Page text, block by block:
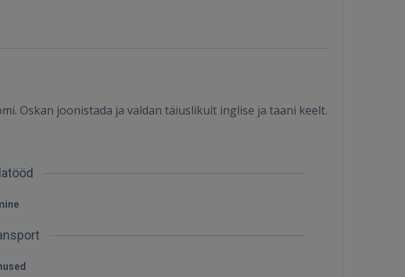
Oskan joonistada ja valdan täiuslikult inglise ja taani keelt.